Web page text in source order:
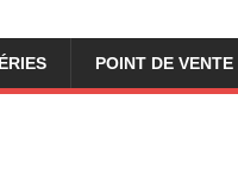
POINT DE VENTE